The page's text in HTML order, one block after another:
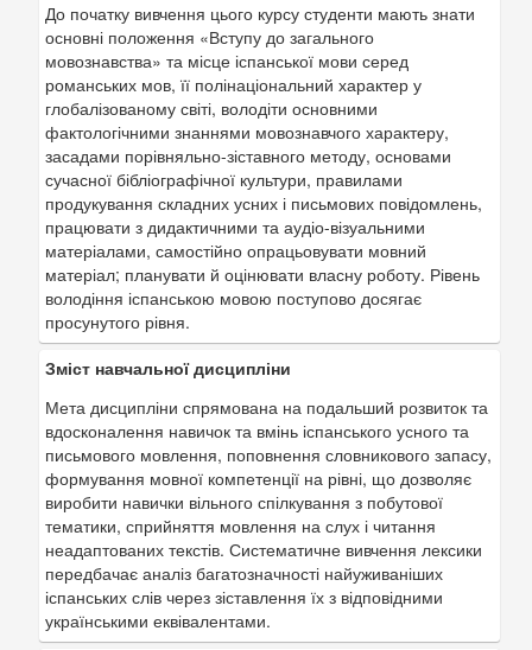
До початку вивчення цього курсу студенти мають знати
основні положення «Вступу до загального
мовознавства» та місце іспанської мови серед
романських мов, її полінаціональний характер у
глобалізованому світі, володіти основними
фактологічними знаннями мовознавчого характеру,
засадами порівняльно-зіставного методу, основами
сучасної бібліографічної культури, правилами
продукування складних усних і письмових повідомлень,
працювати з дидактичними та аудіо-візуальними
матеріалами, самостійно опрацьовувати мовний
матеріал; планувати й оцінювати власну роботу. Рівень
володіння іспанською мовою поступово досягає
просунутого рівня.
Зміст навчальної дисципліни
Мета дисципліни спрямована на подальший розвиток та
вдосконалення навичок та вмінь іспанського усного та
письмового мовлення, поповнення словникового запасу,
формування мовної компетенції на рівні, що дозволяє
виробити навички вільного спілкування з побутової
тематики, сприйняття мовлення на слух і читання
неадаптованих текстів. Систематичне вивчення лексики
передбачає аналіз багатозначності найуживаніших
іспанських слів через зіставлення їх з відповідними
українськими еквівалентами.